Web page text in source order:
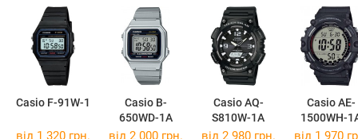
Casio F-91W-1
Casio B-
650WD-1A
Casio AQ-
S810W-1A
Casio AE-
1500WH-
від 1 320 грн. від 2 000 грн. від 2 980 грн. від 1 970